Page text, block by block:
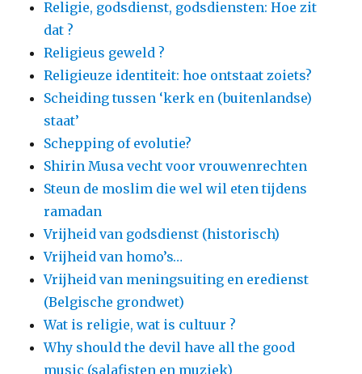
Religie, godsdienst, godsdiensten: Hoe zit
dat ?
Religieus geweld ?
Religieuze identiteit: hoe ontstaat zoiets?
Scheiding tussen ‘kerk en (buitenlandse)
staat’
Schepping of evolutie?
Shirin Musa vecht voor vrouwenrechten
Steun de moslim die wel wil eten tijdens
ramadan
Vrijheid van godsdienst (historisch)
Vrijheid van homo’s…
Vrijheid van meningsuiting en eredienst
(Belgische grondwet)
Wat is religie, wat is cultuur ?
Why should the devil have all the good
music (salafisten en muziek)